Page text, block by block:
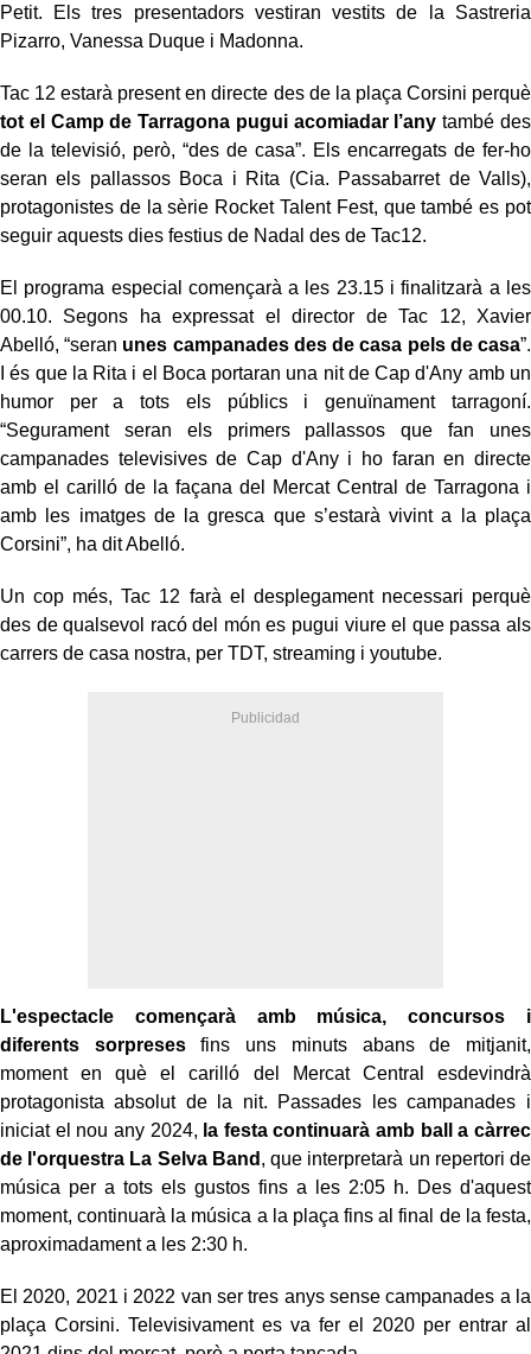
Petit. Els tres presentadors vestiran vestits de la Sastreria
Pizarro, Vanessa Duque i Madonna.
Tac 12 estarà present en directe des de la plaça Corsini perquè
tot el Camp de Tarragona pugui acomiadar l’any també des
de la televisió, però, “des de casa”. Els encarregats de fer-ho
seran els pallassos Boca i Rita (Cia. Passabarret de Valls),
protagonistes de la sèrie Rocket Talent Fest, que també es pot
seguir aquests dies festius de Nadal des de Tac12.
El programa especial començarà a les 23.15 i finalitzarà a les
00.10. Segons ha expressat el director de Tac 12, Xavier
Abelló, “seran unes campanades des de casa pels de casa”.
I és que la Rita i el Boca portaran una nit de Cap d'Any amb un
humor per a tots els públics i genuïnament tarragoní.
“Segurament seran els primers pallassos que fan unes
campanades televisives de Cap d'Any i ho faran en directe
amb el carilló de la façana del Mercat Central de Tarragona i
amb les imatges de la gresca que s’estarà vivint a la plaça
Corsini”, ha dit Abelló.
Un cop més, Tac 12 farà el desplegament necessari perquè
des de qualsevol racó del món es pugui viure el que passa als
carrers de casa nostra, per TDT, streaming i youtube.
L'espectacle començarà amb música, concursos i
diferents sorpresesfins uns minuts abans de mitjanit,
moment en què el carilló del Mercat Central esdevindrà
protagonista absolut de la nit. Passades les campanades i
iniciat el nou any 2024, la festa continuarà amb ball a càrrec
de l'orquestra La Selva Band , que interpretarà un repertori de
música per a tots els gustos fins a les 2:05 h. Des d'aquest
moment, continuarà la música a la plaça fins al final de la festa,
aproximadament a les 2:30 h.
El 2020, 2021 i 2022 van ser tres anys sense campanades a la
plaça Corsini. Televisivament es va fer el 2020 per entrar al